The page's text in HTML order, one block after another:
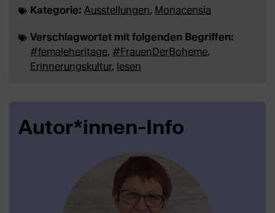
Kategorie: Ausstellungen, Monacensia
Verschlagwortet mit folgenden Begriffen:
#femaleheritage, #FrauenDerBoheme,
Erinnerungskultur, lesen
Autor*innen-Info